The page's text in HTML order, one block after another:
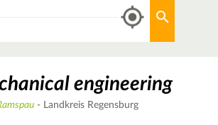
engineering
- Landkreis Regensburg